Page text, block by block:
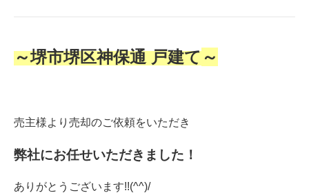
～堺市堺区神保通 戸建て～
売主様より売却のご依頼をいただき
弊社にお任せいただきました！
ありがとうございます!!(^^)/